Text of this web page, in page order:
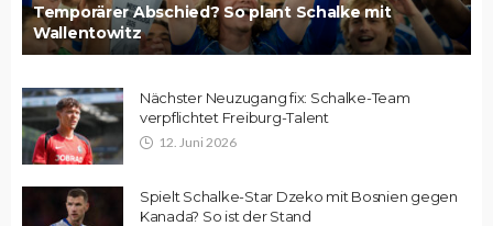
Temporärer Abschied? So plant Schalke mit
Wallentowitz
Nächster Neuzugang fix: Schalke-Team
verpflichtet Freiburg-Talent
12. Juni 2026
Spielt Schalke-Star Dzeko mit Bosnien gegen
Kanada? So ist der Stand